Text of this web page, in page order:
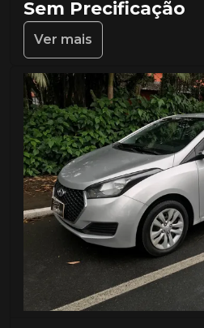
Sem Precificação
Ver mais